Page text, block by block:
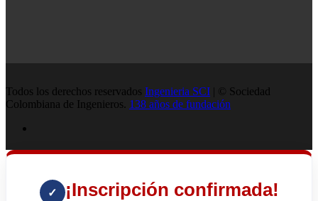
Todos los derechos reservados Ingenieria SCI | © Sociedad
Colombiana de Ingenieros. 138 años de fundación
✓ ¡Inscripción confirmada!